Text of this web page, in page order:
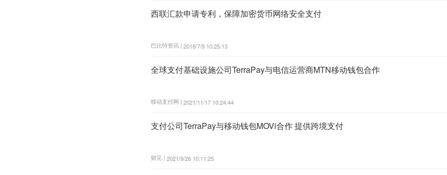
西联汇款申请专利，保障加密货币网络安全支付
巴比特资讯 | 2018/7/9 10:25:13
全球支付基础设施公司TerraPay与电信运营商MTN移动钱包合作
移动支付网 | 2021/11/17 10:24:44
支付公司TerraPay与移动钱包MOVi合作 提供跨境支付
财见 | 2021/9/26 10:11:25